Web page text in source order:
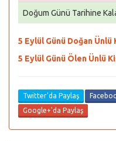
Doğum Günü Tarihine
5 Eylül Günü Doğan
5 Eylül Günü Ölen Ünlü
Twitter'da Paylaş
Google+'da Paylaş